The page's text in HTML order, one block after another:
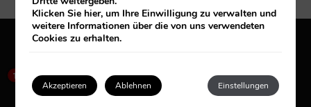
Privacy policy
Entwickelt von
Klicken Siehier, um Ihre Einwilligung zu verwalten und
weitere Informationen über die von uns verwendeten
Cookies zu erhalten.
Akzeptieren Einstellungen
Ablehnen
How can I help you?
1